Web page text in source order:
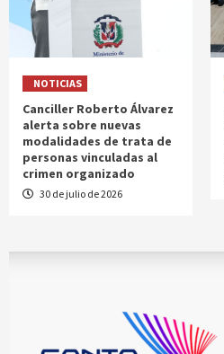
NOTICIAS
Canciller Roberto Álvarez
alerta sobre nuevas
modalidades de trata de
personas vinculadas al
crimen organizado
30 de julio de 2026